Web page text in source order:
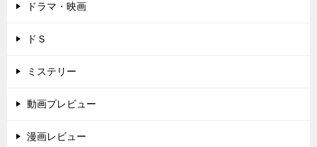
ドラマ・映画
ドＳ
ミステリー
動画プレビュー
漫画レビュー